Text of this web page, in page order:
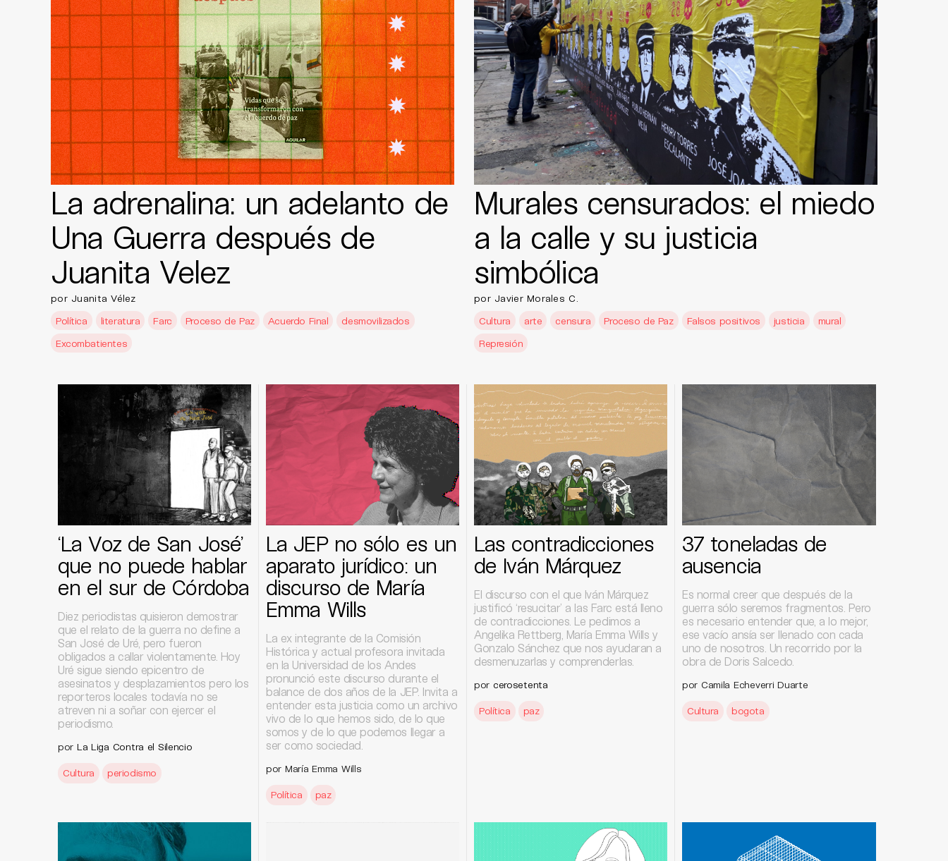
La adrenalina: un adelanto de
Una Guerra después de
Juanita Velez
por Juanita Vélez
Política
literatura Farc Proceso de Paz Acuerdo Final
desmovilizados
Excombatientes
Murales censurados: el miedo
a la calle y su justicia
simbólica
por Javier Morales C.
Cultura
arte censura Proceso de Paz Falsos positivos justicia
mural
Represión
‘La Voz de San José’
que no puede hablar
en el sur de Córdoba
Diez periodistas quisieron demostrar
que el relato de la guerra no define a
San José de Uré, pero fueron
obligados a callar violentamente. Hoy
Uré sigue siendo epicentro de
asesinatos y desplazamientos pero los
reporteros locales todavía no se
atreven ni a soñar con ejercer el
periodismo.
por La Liga Contra el Silencio
Cultura periodismo
La JEP no sólo es un
aparato jurídico: un
discurso de María
Emma Wills
La ex integrante de la Comisión
Histórica y actual profesora invitada
en la Universidad de los Andes
pronunció este discurso durante el
balance de dos años de la JEP. Invita a
entender esta justicia como un archivo
vivo de lo que hemos sido, de lo que
somos y de lo que podemos llegar a
ser como sociedad.
por María Emma Wills
Política paz
Las contradicciones
de Iván Márquez
El discurso con el que Iván Márquez
justificó ‘resucitar’ a las Farc está lleno
de contradicciones. Le pedimos a
Angelika Rettberg, María Emma Wills y
Gonzalo Sánchez que nos ayudaran a
desmenuzarlas y comprenderlas.
por cerosetenta
Política paz
37 toneladas de
ausencia
Es normal creer que después de la
guerra sólo seremos fragmentos. Pero
es necesario entender que, a lo mejor,
ese vacío ansía ser llenado con cada
uno de nosotros. Un recorrido por la
obra de Doris Salcedo.
por Camila Echeverri Duarte
Cultura bogota